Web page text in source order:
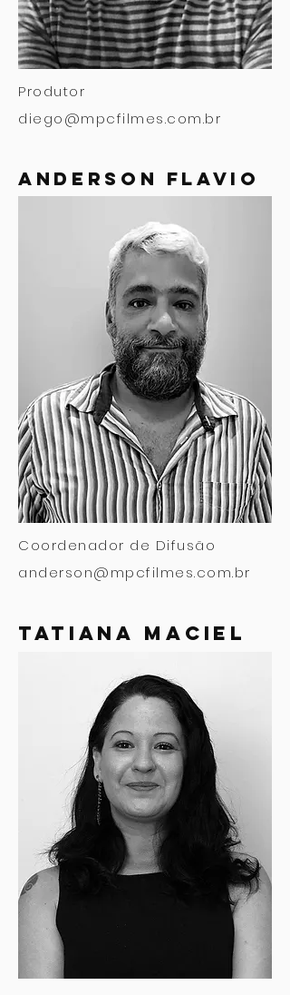
anderson flavio
Coordenador de Difusão
anderson@mpcfilmes.com.br
tatiana maciel
Produtor
diego@mpcfilmes.com.br